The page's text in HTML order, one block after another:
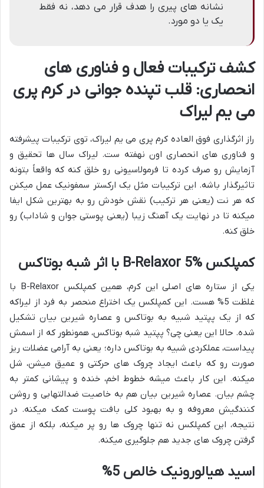
نشانه های پیری را هدف قرار می دهد، نه فقط
یک یا دو مورد.
کشف ترکیبات فعال و فناوری های
انحصاری: قلب تپنده جوانی در کرم پری
می یم لیراک
راز اثرگذاری فوق العاده کرم پری می یم لیراک، توی ترکیبات پیشرفته
و فناوری های انحصاری اون نهفته ست. لیراک سال ها تحقیق و
آزمایش رو صرف کرده تا فرمولاسیونی رو خلق کنه که واقعاً بتونه
تاثیرگذار باشه. این ترکیبات مثل یک ارکستر سمفونیک عمل میکنن
که هر نت (یعنی هر ترکیب) نقش خودش رو به بهترین شکل ایفا
میکنه تا در نهایت یک آهنگ زیبا (یعنی پوستی جوان و شاداب) رو
خلق کنه.
کمپلکس B-Relaxor 5% با اثر شبه بوتاکس
یکی از ستاره های اصلی این کرم، همین کمپلکس B-Relaxor با
غلظت 5% هست. این کمپلکس یک اختراع منحصر به فرد از لیراکه
که از یک پپتید شبیه به بوتاکس و عصاره شیرین بیان تشکیل
شده. حالا این یعنی چی؟ پپتید شبه بوتاکس، همونطور که از اسمش
پیداست، عملکردی شبیه به بوتاکس داره؛ یعنی به آرامی عضلات ریز
صورت رو که باعث ایجاد چروک های حرکتی و عمیق میشن، شل
میکنه. این کار باعث میشه خطوط اخم، خنده و پیشانی کمتر به
چشم بیان. عصاره شیرین بیان هم به خاصیت ضدالتهابی و روشن
کنندگیش معروفه و به بهبود کلی بافت پوست کمک میکنه. در
نتیجه، این کمپلکس نه تنها چروک ها رو پر میکنه، بلکه از عمق
گرفتن چروک های جدید هم جلوگیری میکنه.
اسید هیالورونیک خالص 5%